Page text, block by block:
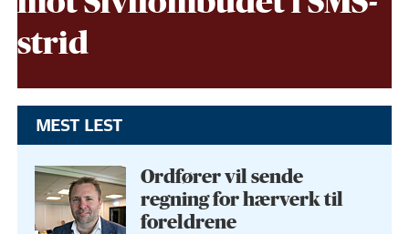
strid
MEST LEST
Ordfører vil sende
regning for hærverk til
foreldrene